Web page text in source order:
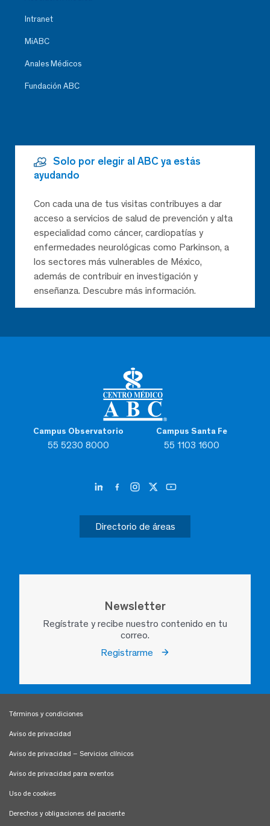
Campus Observatorio
55 5230 8000
Campus Santa Fe
55 1103 1600
Directorio de áreas
Newsletter
Regístrate y recibe nuestro contenido en tu
correo.
Registrarme
Intranet
MiABC
Anales Médicos
Fundación ABC
Solo por elegir al ABC ya estás
ayudando
Con cada una de tus visitas contribuyes a dar
acceso a servicios de salud de prevención y alta
especialidad como cáncer, cardiopatías y
enfermedades neurológicas como Parkinson, a
los sectores más vulnerables de México,
además de contribuir en investigación y
enseñanza. Descubre más información.
Términos y condiciones
Aviso de privacidad
Aviso de privacidad – Servicios clínicos
Aviso de privacidad para eventos
Uso de cookies
Derechos y obligaciones del paciente